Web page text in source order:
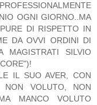
OGNI GIORNO..MA
DI RISPETTO IN
DA OVVI ORDINI DI
MAGISTRATI SILVIO
IL SUO AVER, CON
NON VOLUTO, NON
MANCO VOLUTO